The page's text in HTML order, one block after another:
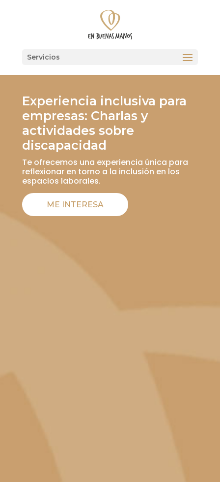
Experiencia inclusiva para
empresas: Charlas y
actividades sobre
discapacidad
Te ofrecemos una experiencia única para
reflexionar en torno a la inclusión en los
espacios laborales.
ME INTERESA